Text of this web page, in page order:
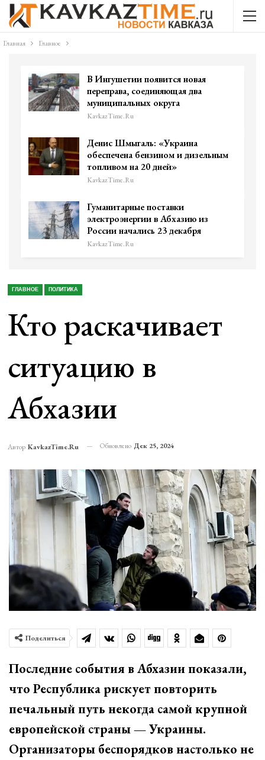
Главная Главное
В Ингушетии появится новая
переправа, соединяющая два
муниципальных округа
KavkazTime.ru
Денис Шмыгаль: «Украина
обеспечена бензином и дизельным
топливом на 20 дней»
KavkazTime.ru
Гуманитарные поставки
электроэнергии в Абхазию из
России начались 23 декабря
KavkazTime.ru
ГЛАВНОЕ ПОЛИТИКА
Кто раскачивает
ситуацию в
Абхазии
Автор KavkazTime.ru Обновлено Дек 25, 2024
Поделиться
Последние события в Абхазии показали,
что Республика рискует повторить
печальный путь некогда самой крупной
европейской страны — Украины.
Организаторы беспорядков настолько не